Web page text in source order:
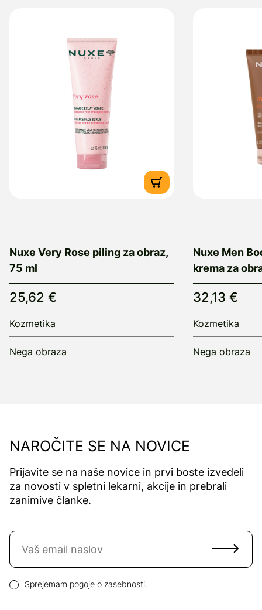
Nuxe Very Rose piling za obraz,
75 ml
25,62 €
Kozmetika
Nega obraza
Nuxe Men
krema za
32,13 €
Kozmetika
Nega obraza
NAROČITE SE NA NOVICE
Prijavite se na naše novice in prvi boste izvedeli
za novosti v spletni lekarni, akcije in prebrali
zanimive članke.
Naročite se na novice
Pogoji zasebnosti
Sprejemam pogoje o zasebnosti.